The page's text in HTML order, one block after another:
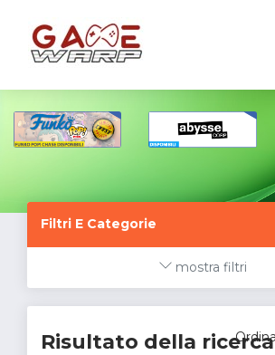
Filtri E Categorie
mostra filtri
Risultato della ricerca